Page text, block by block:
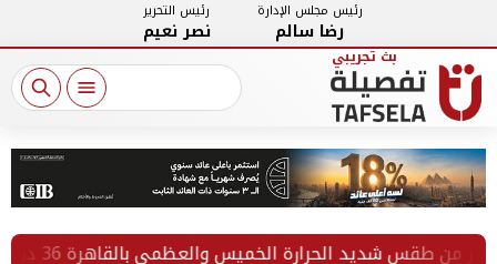
رئيس مجلس الإدارة
رضا سالم
رئيس التحرير
نصر نعيم
شديد الحرارة الخميس والعظمى بالقاهرة 36 درجة